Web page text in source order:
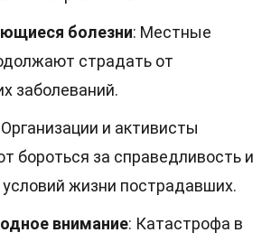
болезни: Местные
страдать от
заболеваний.
Организации и активисты
бороться за справедливость и
жизни пострадавших.
внимание: Катастрофа в